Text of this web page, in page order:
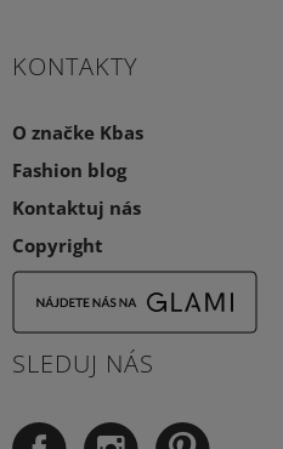
KONTAKTY
O značke Kbas
Fashion blog
Kontaktuj nás
Copyright
SLEDUJ NÁS